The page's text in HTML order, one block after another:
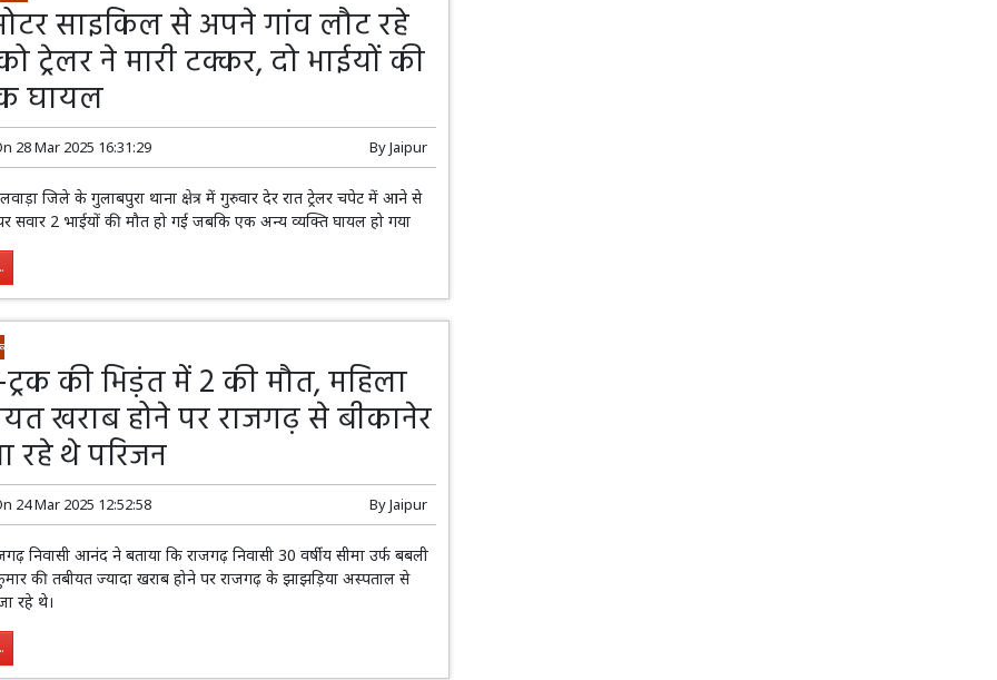
साइकिल से अपने गांव लौट रहे
ट्रेलर ने मारी टक्कर, दो भाईयों की
घायल
28 Mar 2025 16:31:29 ByJaipur
जिले के गुलाबपुरा थाना क्षेत्र में गुरुवार देर रात ट्रेलर चपेट में आने से
सवार 2 भाईयों की मौत हो गई जबकि एक अन्य व्यक्ति घायल हो गया
की भिड़ंत में 2 की मौत, महिला
खराब होने पर राजगढ़ से बीकानेर
रहे थे परिजन
24 Mar 2025 12:52:58 ByJaipur
निवासी आनंद ने बताया कि राजगढ़ निवासी 30 वर्षीय सीमा उर्फ बबली
की तबीयत ज्यादा खराब होने पर राजगढ़ के झाझड़िया अस्पताल से
रहे थे।